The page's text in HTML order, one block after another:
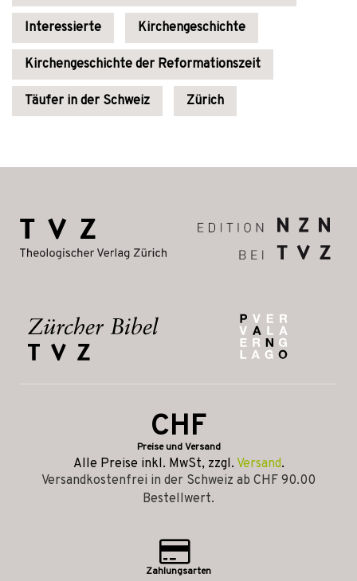
Interessierte Kirchengeschichte
Kirchengeschichte der Reformationszeit
Täufer in der Schweiz Zürich
CHF
Preise und Versand
Alle Preise inkl. MwSt, zzgl. Versand.
Versandkostenfrei in der Schweiz ab CHF 90.00
Bestellwert.
Zahlungsarten